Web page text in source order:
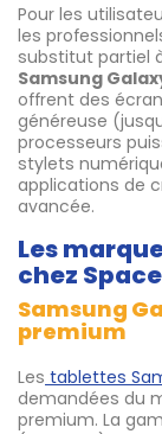
Pour les
les
substitut partiel
Samsung
offrent des
généreuse
processeurs
stylets
applications de
avancée.
Les
chez
Samsung
premium
Les tablettes
demandées du
premium. La